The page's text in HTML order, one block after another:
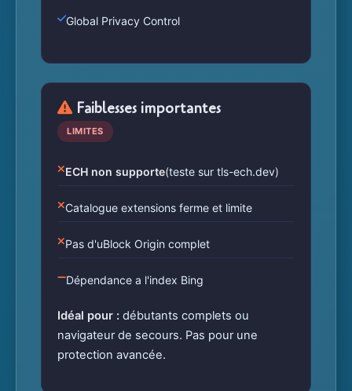
Global Privacy Control
Faiblesses importantes
LIMITES
ECH non supporte(teste sur tls-ech.dev)
Catalogue extensions ferme et limite
Pas d'uBlock Origin complet
Dépendance a l'index Bing
Idéal pour : débutants complets ou
navigateur de secours. Pas pour une
protection avancée.